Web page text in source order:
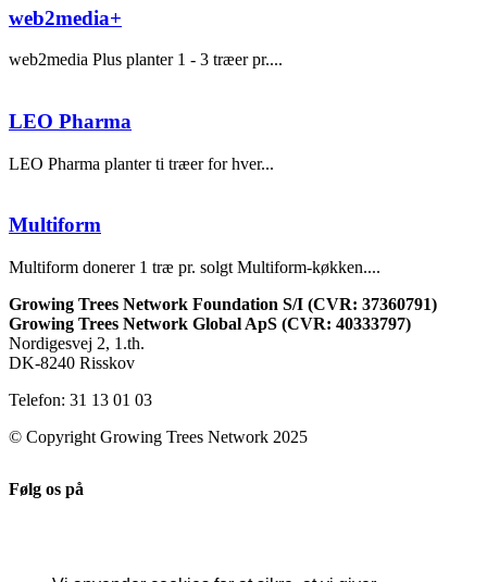
web2media+
web2media Plus planter 1 - 3 træer pr....
LEO Pharma
LEO Pharma planter ti træer for hver...
Multiform
Multiform donerer 1 træ pr. solgt Multiform-køkken....
Growing Trees Network Foundation S/I (CVR: 37360791)
Growing Trees Network Global ApS (CVR: 40333797)
Nordigesvej 2, 1.th.
DK-8240 Risskov
Telefon: 31 13 01 03
© Copyright Growing Trees Network 2025
Følg os på